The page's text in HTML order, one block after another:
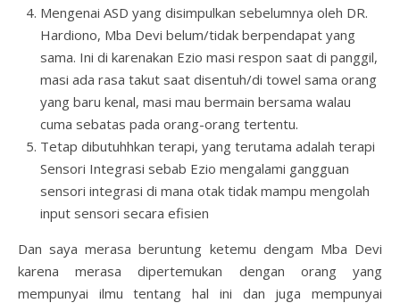
Mengenai ASD yang disimpulkan sebelumnya oleh DR.
Hardiono, Mba Devi belum/tidak berpendapat yang
sama. Ini di karenakan Ezio masi respon saat di panggil,
masi ada rasa takut saat disentuh/di towel sama orang
yang baru kenal, masi mau bermain bersama walau
cuma sebatas pada orang-orang tertentu.
Tetap dibutuhhkan terapi, yang terutama adalah terapi
Sensori Integrasi sebab Ezio mengalami gangguan
sensori integrasi di mana otak tidak mampu mengolah
input sensori secara efisien
Dan saya merasa beruntung ketemu dengam Mba Devi
karena merasa dipertemukan dengan orang yang
mempunyai ilmu tentang hal ini dan juga mempunyai